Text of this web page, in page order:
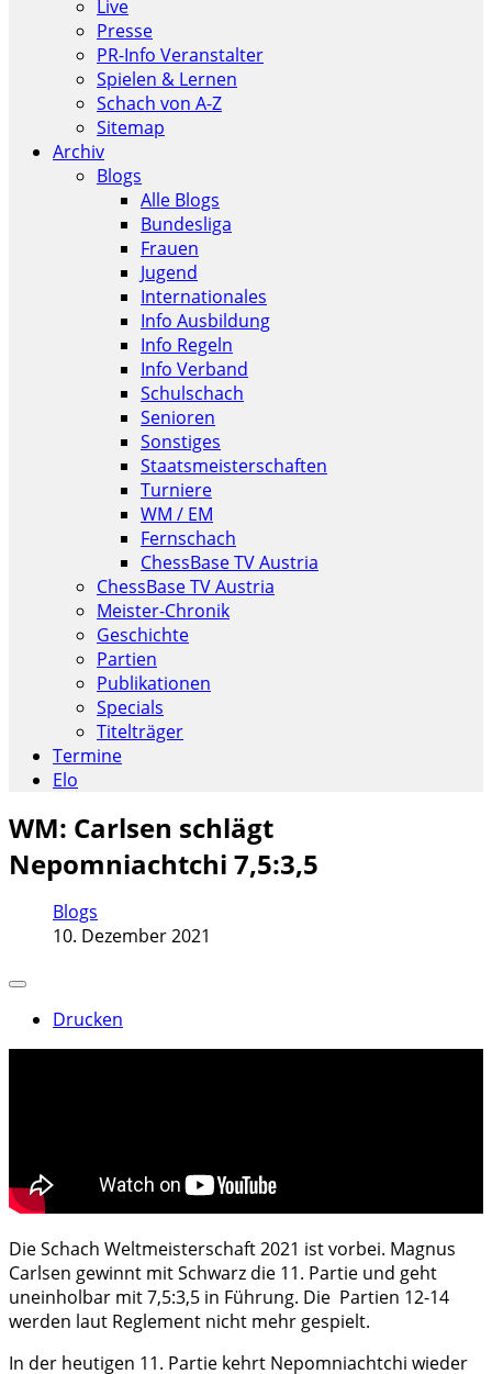
Live
Presse
PR-Info Veranstalter
Spielen & Lernen
Schach von A-Z
Sitemap
Archiv
Blogs
Alle Blogs
Bundesliga
Frauen
Jugend
Internationales
Info Ausbildung
Info Regeln
Info Verband
Schulschach
Senioren
Sonstiges
Staatsmeisterschaften
Turniere
WM / EM
Fernschach
ChessBase TV Austria
ChessBase TV Austria
Meister-Chronik
Geschichte
Partien
Publikationen
Specials
Titelträger
Termine
Elo
WM: Carlsen schlägt
Nepomniachtchi 7,5:3,5
Blogs
10. Dezember 2021
Drucken
Die Schach Weltmeisterschaft 2021 ist vorbei. Magnus
Carlsen gewinnt mit Schwarz die 11. Partie und geht
uneinholbar mit 7,5:3,5 in Führung. Die Partien 12-14
werden laut Reglement nicht mehr gespielt.
In der heutigen 11. Partie kehrt Nepomniachtchi wieder